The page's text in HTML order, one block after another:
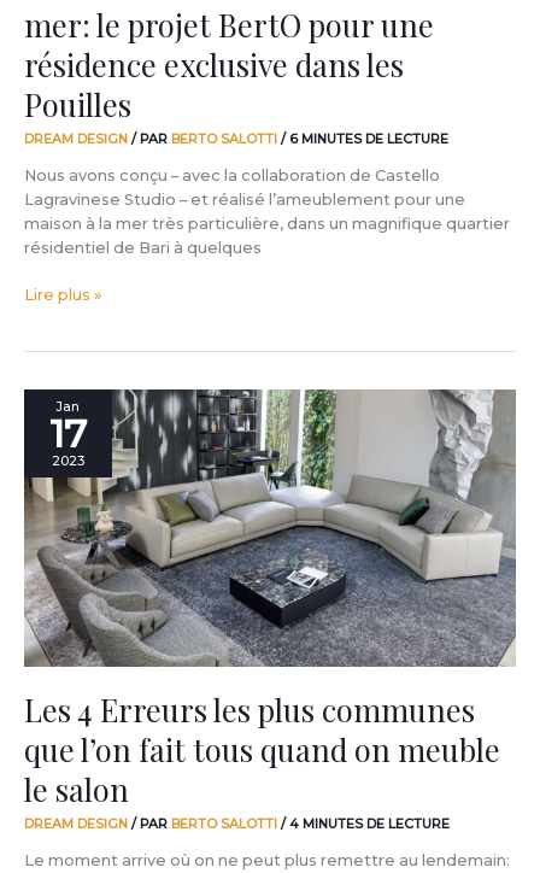
mer: le projet BertO pour une
résidence exclusive dans les
Pouilles
DREAM DESIGN / PAR BERTO SALOTTI / 6 MINUTES DE LECTURE
Nous avons conçu – avec la collaboration de Castello
Lagravinese Studio – et réalisé l’ameublement pour une
maison à la mer très particulière, dans un magnifique quartier
résidentiel de Bari à quelques
les
Pouilles
Lire plus »
Jan
17
2023
Les 4 Erreurs les plus communes
que l’on fait tous quand on meuble
le salon
DREAM DESIGN / PAR BERTO SALOTTI /4 MINUTES DE LECTURE
Le moment arrive où on ne peut plus remettre au lendemain:
Erreurs
plus
communes
que
l’on
fait
tous
quand
on